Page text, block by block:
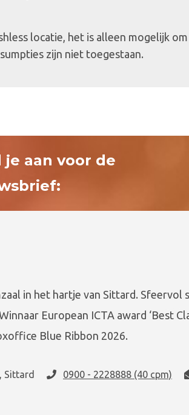
locatie, het is alleen mogelijk om
zijn niet toegestaan.
je aan voor de
in het hartje van Sittard. Sfeervol
European ICTA award ‘Best
Blue Ribbon 2026.
Sittard 0900 - 2228888 (40 cpm)